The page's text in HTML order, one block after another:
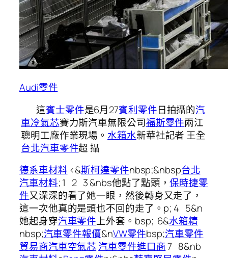
Audi零件
這賓士零件是6月27賓利零件日拍攝的汽
車冷氣芯賽力斯汽車無限公司福斯零件兩江
聰明工廠作業現場。 水箱水新華社記者 王全
台北汽車零件超 攝
德系車材料 <&斯柯達零件nbsp;&nbsp台北
汽車材料; 1 2 3 &nbs他點了點頭，保時捷零
件又深深的看了她一眼，然後轉身又走了，
這一次他真的是頭也不回的走了。p; 4 5&n
她起身穿汽車零件上外套。bsp; 6&水箱精
nbsp;汽車零件報價&nVW零件bsp;汽車零件
貿易商汽車空氣芯汽車零件進口商7 8&nb